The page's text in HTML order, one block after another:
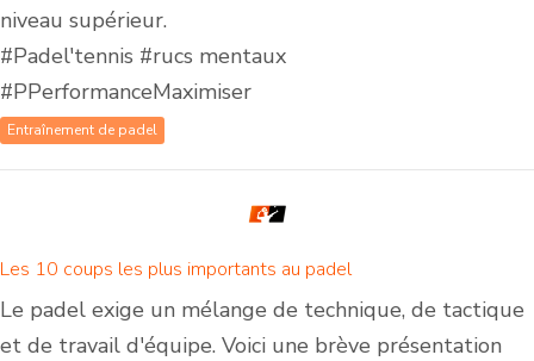
niveau supérieur.
#Padel'tennis #rucs mentaux
#PPerformanceMaximiser
Entraînement de padel
Les 10 coups les plus importants au padel
Le padel exige un mélange de technique, de tactique
et de travail d'équipe. Voici une brève présentation